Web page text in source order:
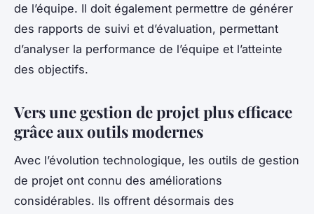
de l’équipe. Il doit également permettre de générer
des rapports de suivi et d’évaluation, permettant
d’analyser la performance de l’équipe et l’atteinte
des objectifs.
Vers une gestion de projet plus efficace
grâce aux outils modernes
Avec l’évolution technologique, les outils de gestion
de projet ont connu des améliorations
considérables. Ils offrent désormais des